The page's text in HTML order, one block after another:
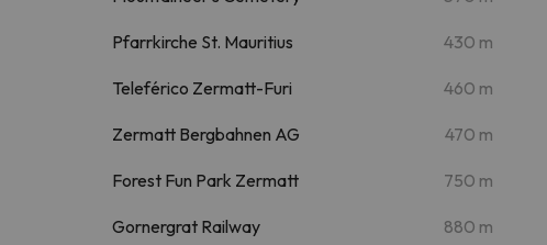
Pfarrkirche St. Mauritius 430 m
Teleférico Zermatt-Furi 460 m
Zermatt Bergbahnen AG 470 m
Forest Fun Park Zermatt 750 m
Gornergrat Railway 880 m